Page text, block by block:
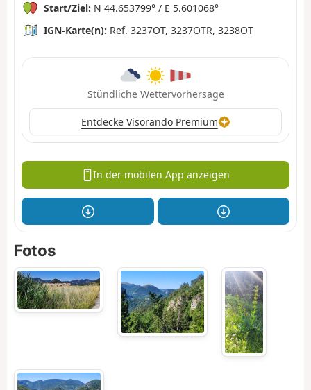
Start/Ziel: N 44.653799° / E 5.601068°
IGN-Karte(n): Ref. 3237OT, 3237OTR, 3238OT
Stündliche Wettervorhersage
Entdecke Visorando Premium
In der mobilen App anzeigen
Fotos